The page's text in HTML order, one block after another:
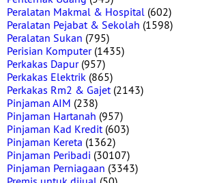
Peralatan Makmal & Hospital (602)
Peralatan Pejabat & Sekolah (1598)
Peralatan Sukan (795)
Perisian Komputer(1435)
Perkakas Dapur(957)
Perkakas Elektrik (865)
Perkakas Rm2 & Gajet(2143)
Pinjaman AIM (238)
Pinjaman Hartanah (957)
Pinjaman Kad Kredit(603)
Pinjaman Kereta (1362)
Pinjaman Peribadi (30107)
Pinjaman Perniagaan (3343)